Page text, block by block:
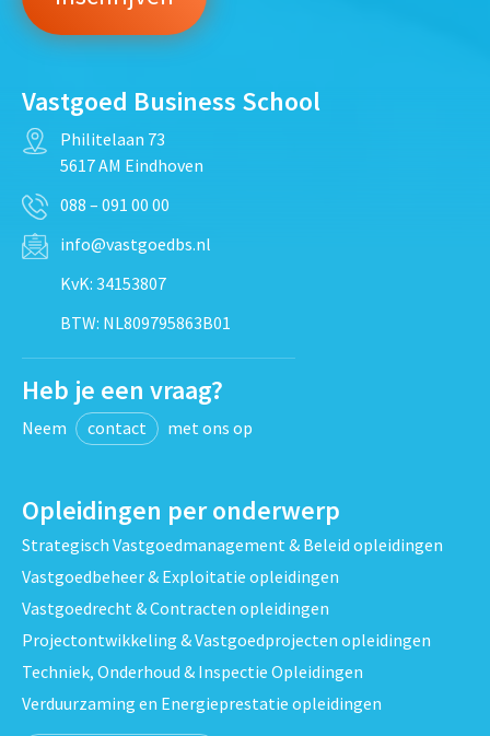
Vastgoed Business School
Philitelaan 73
5617 AM Eindhoven
088 – 091 00 00
info@vastgoedbs.nl
KvK: 34153807
BTW: NL809795863B01
Heb je een vraag?
Neem contact met ons op
Opleidingen per onderwerp
Strategisch Vastgoedmanagement & Beleid opleidingen
Vastgoedbeheer & Exploitatie opleidingen
Vastgoedrecht & Contracten opleidingen
Projectontwikkeling & Vastgoedprojecten opleidingen
Techniek, Onderhoud & Inspectie Opleidingen
Verduurzaming en Energieprestatie opleidingen